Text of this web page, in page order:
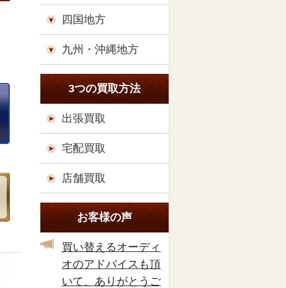
四国地方
九州・沖縄地方
3つの買取方法
出張買取
宅配買取
店舗買取
お客様の声
買い替えるオーディ
オのアドバイスも頂
いて、ありがとうご